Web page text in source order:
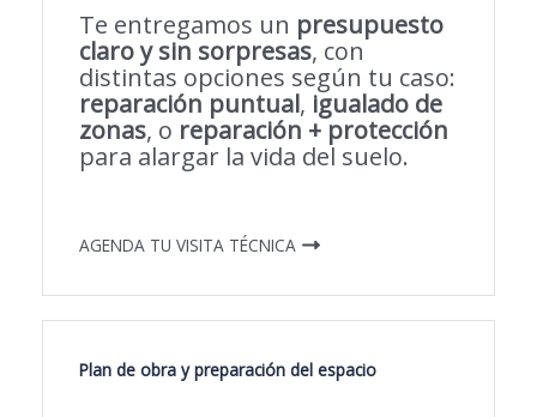
Te entregamos un presupuesto
claro y sin sorpresas, con
distintas opciones según tu caso:
reparación puntual, igualado de
zonas, o reparación + protección
para alargar la vida del suelo.
AGENDA TU VISITA TÉCNICA
Plan de obra y preparación del espacio